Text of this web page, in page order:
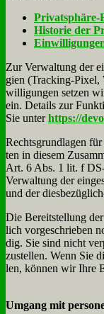
Pri­vat­sphä­re-
Hi­sto­rie der
Zur Ver­wal­tung der
gien (Track­ing-Pi­xel,
wil­li­gun­gen set­zen
ein. De­tails zur
Sie un­terhttps://
Rechts­grund­la­gen
ten in die­sem
Art. 6 Abs. 1 lit. f
Ver­wal­tung der
und der
Die Be­reit­stel­lung
lich vor­ge­schrie­ben
dig. Sie sind nicht
zu­stel­len. Wenn Sie
len, kön­nen wir Ih­re
Um­gang mit